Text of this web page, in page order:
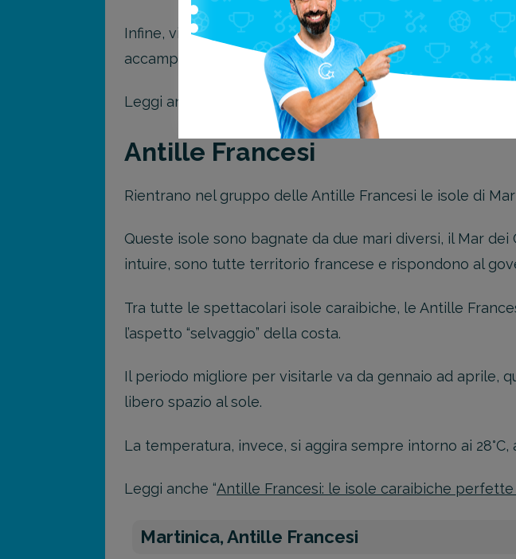
Infine, vicino al California Lighthouse si trova la “Città
accampamenti dei cercatori d’oro.
Leggi anche “ Tutto quello che devi sapere su Aruba
Antille Francesi
Rientrano nel gruppo delle Antille Francesi le isole di
Queste isole sono bagnate da due mari diversi, il Mar
intuire, sono tutte territorio francese e rispondono al
Tra tutte le spettacolari isole caraibiche, le Antille
l’aspetto “selvaggio” della costa.
Il periodo migliore per visitarle va da gennaio ad aprile,
libero spazio al sole.
La temperatura, invece, si aggira sempre intorno ai
Leggi anche “Antille Francesi: le isole caraibiche
Martinica, Antille Francesi